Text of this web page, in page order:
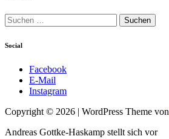
Suchen
nach:
Social
Facebook
E-Mail
Instagram
Copyright © 2026 | WordPress Theme von
Andreas Gottke-Haskamp stellt sich vor